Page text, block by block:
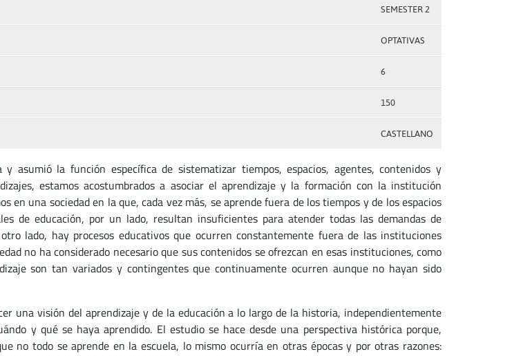
SEMESTER 2
OPTATIVAS
6
150
CASTELLANO
y asumió la función específica de sistematizar tiempos, espacios, agentes, contenidos y
estamos acostumbrados a asociar el aprendizaje y la formación con la institución
en una sociedad en la que, cada vez más, se aprende fuera de los tiempos y de los espacios
de educación, por un lado, resultan insuficientes para atender todas las demandas de
lado, hay procesos educativos que ocurren constantemente fuera de las instituciones
no ha considerado necesario que sus contenidos se ofrezcan en esas instituciones, como
son tan variados y contingentes que continuamente ocurren aunque no hayan sido
una visión del aprendizaje y de la educación a lo largo de la historia, independientemente
y qué se haya aprendido. El estudio se hace desde una perspectiva histórica porque,
no todo se aprende en la escuela, lo mismo ocurría en otras épocas y por otras razones: